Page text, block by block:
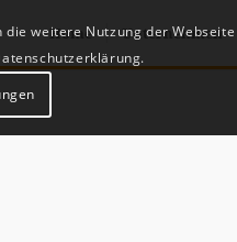
Home Unternehmen
weitere Nutzung der